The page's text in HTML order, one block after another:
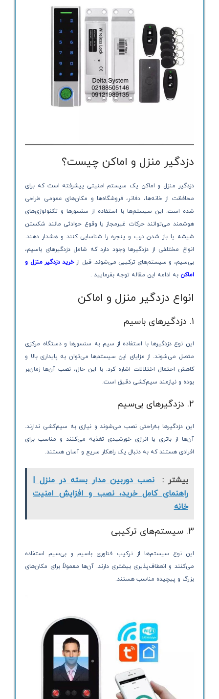
دزدگیر منزل و اماکن چیست؟
دزدگیر منزل و اماکن یک سیستم امنیتی پیشرفته است که برای
محافظت از خانه‌ها، دفاتر، فروشگاه‌ها و مکان‌های عمومی طراحی
شده است. این سیستم‌ها با استفاده از سنسورها و تکنولوژی‌های
هوشمند می‌توانند حرکات غیرمجاز یا وقوع حوادثی مانند شکستن
شیشه یا باز شدن درب و پنجره را شناسایی کنند و هشدار دهند.
انواع مختلفی از دزدگیرها وجود دارد که شامل دزدگیرهای باسیم،
بی‌سیم، و سیستم‌های ترکیبی می‌شوند. قبل از خرید دزدگیر منزل و
اماکن به ادامه این مقاله توجه بفرمایید .
انواع دزدگیر منزل و اماکن
1. دزدگیرهای باسیم
این نوع دزدگیرها با استفاده از سیم به سنسورها و دستگاه مرکزی
متصل می‌شوند. از مزایای این سیستم‌ها می‌توان به پایداری بالا و
کاهش احتمال اختلالات اشاره کرد. با این حال، نصب آن‌ها زمان‌بر
بوده و نیازمند سیم‌کشی دقیق است.
2. دزدگیرهای بی‌سیم
این دزدگیرها به‌راحتی نصب می‌شوند و نیازی به سیم‌کشی ندارند.
آن‌ها از باتری یا انرژی خورشیدی تغذیه می‌کنند و مناسب برای
افرادی هستند که به دنبال یک راهکار سریع و آسان هستند.
بیشتر :
نصب دوربین مدار بسته در منزل |
راهنمای کامل خرید، نصب و افزایش امنیت
خانه
3. سیستم‌های ترکیبی
این نوع سیستم‌ها از ترکیب فناوری باسیم و بی‌سیم استفاده
می‌کنند و انعطاف‌پذیری بیشتری دارند. آن‌ها معمولاً برای مکان‌های
بزرگ و پیچیده مناسب هستند.